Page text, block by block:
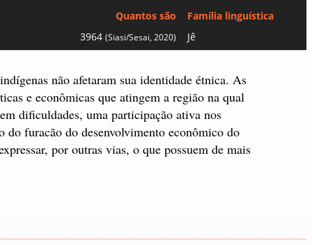
Quantos são
3964(Siasi/Sesai, 2020)
Família linguística
Jê
não afetaram sua identidade étnica. As
e econômicas que atingem a região na qual
dificuldades, uma participação ativa nos
do furacão do desenvolvimento econômico do
por outras vias, o que possuem de mais